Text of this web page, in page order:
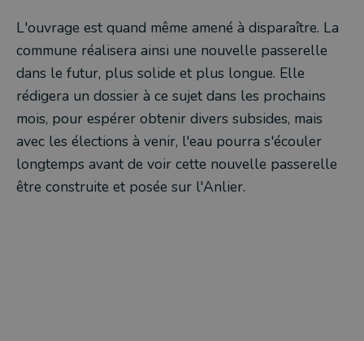
L'ouvrage est quand même amené à disparaître. La
commune réalisera ainsi une nouvelle passerelle
dans le futur, plus solide et plus longue. Elle
rédigera un dossier à ce sujet dans les prochains
mois, pour espérer obtenir divers subsides, mais
avec les élections à venir, l'eau pourra s'écouler
longtemps avant de voir cette nouvelle passerelle
être construite et posée sur l'Anlier.